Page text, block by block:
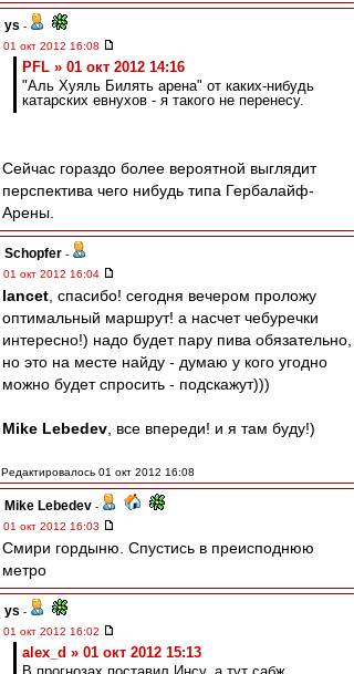
ys -
01 окт 2012 16:08
PFL » 01 окт 2012 14:16
"Аль Хуяль Билять арена" от каких-нибудь
катарских евнухов - я такого не перенесу.
Сейчас гораздо более вероятной выглядит
перспектива чего нибудь типа Гербалайф-
Арены.
Schopfer -
01 окт 2012 16:04
lancet , спасибо! сегодня вечером проложу
оптимальный маршрут! а насчет чебуречки
интересно!) надо будет пару пива обязательно,
но это на месте найду - думаю у кого угодно
можно будет спросить - подскажут)))
Mike Lebedev , все впереди! и я там буду!)
Редактировалось 01 окт 2012 16:08
Mike Lebedev -
01 окт 2012 16:03
Смири гордыню. Спустись в преисподнюю
метро
ys -
01 окт 2012 16:02
alex_d » 01 окт 2012 15:13